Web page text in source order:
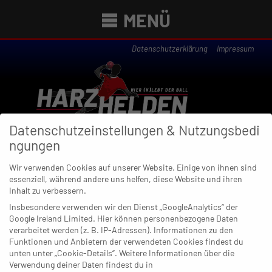
MENÜ
Datenschutzerklärung Impressum
Newsübersicht
13. MAI 2022
Noch ein Schritt: BHC II vor Aufstieg
in die Regionalliga
Datenschutzeinstellungen & Nutzungsbedi
ngungen
Wir verwenden Cookies auf unserer Website. Einige von ihnen sind
essenziell, während andere uns helfen, diese Website und ihren
Inhalt zu verbessern.
Insbesondere verwenden wir den Dienst „GoogleAnalytics“ der
Google Ireland Limited. Hier können personenbezogene Daten
verarbeitet werden (z. B. IP-Adressen). Informationen zu den
Funktionen und Anbietern der verwendeten Cookies findest du
unten unter „Cookie-Details“. Weitere Informationen über die
Verwendung deiner Daten findest du in